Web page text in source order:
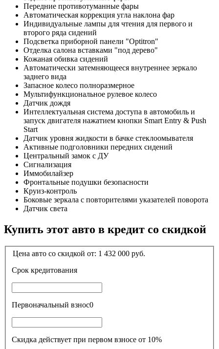
Передние противотуманные фары
Автоматическая коррекция угла наклона фар
Индивидуальные лампы для чтения для первого и
второго ряда сидений
Подсветка приборной панели "Optitron"
Отделка салона вставками "под дерево"
Кожаная обивка сидений
Автоматически затемняющееся внутреннее зеркало
заднего вида
Запасное колесо полноразмерное
Мультифункциональное рулевое колесо
Датчик дождя
Интеллектуальная система доступа в автомобиль и
запуск двигателя нажатием кнопки Smart Entry & Push
Start
Датчик уровня жидкости в бачке стеклоомывателя
Активные подголовники передних сидений
Центральный замок с ДУ
Сигнализация
Иммобилайзер
Фронтальные подушки безопасности
Круиз-контроль
Боковые зеркала с повторителями указателей поворота
Датчик света
Купить этот авто в кредит со скидкой
Цена авто со скидкой от: 1 432 000 руб.
Срок кредитования
Первоначальный взнос0
Скидка действует при первом взносе от 10%